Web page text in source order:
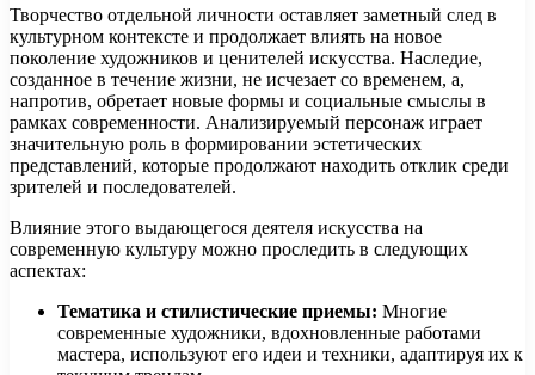
Творчество отдельной личности оставляет заметный след в
культурном контексте и продолжает влиять на новое
поколение художников и ценителей искусства. Наследие,
созданное в течение жизни, не исчезает со временем, а,
напротив, обретает новые формы и социальные смыслы в
рамках современности. Анализируемый персонаж играет
значительную роль в формировании эстетических
представлений, которые продолжают находить отклик среди
зрителей и последователей.
Влияние этого выдающегося деятеля искусства на
современную культуру можно проследить в следующих
аспектах:
Тематика и стилистические приемы: Многие
современные художники, вдохновленные работами
мастера, используют его идеи и техники, адаптируя их к